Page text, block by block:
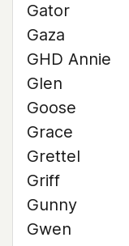
Gator
Gaza
GHD Annie
Glen
Goose
Grace
Grettel
Griff
Gunny
Gwen